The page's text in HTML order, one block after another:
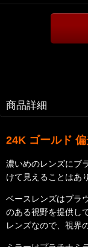
商品詳細
24K ゴールド
濃いめのレンズにブ
けて見えることはあ
ベースレンズはブラ
のある視野を提供し
レンズなので、視界